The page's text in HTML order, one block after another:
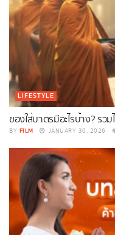
LIFESTYLE
ของใส่บาตรมีอะไรบ้าง? รว
BY FILM JANUARY 30, 2026